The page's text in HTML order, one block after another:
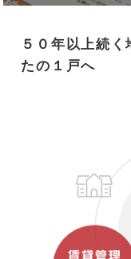
５０年以上続
たの１戸へ